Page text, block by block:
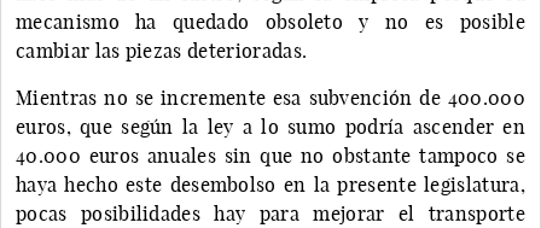
mecanismo ha quedado obsoleto y no es posible
cambiar las piezas deterioradas.
Mientras no se incremente esa subvención de 400.000
euros, que según la ley a lo sumo podría ascender en
40.000 euros anuales sin que no obstante tampoco se
haya hecho este desembolso en la presente legislatura,
pocas posibilidades hay para mejorar el transporte